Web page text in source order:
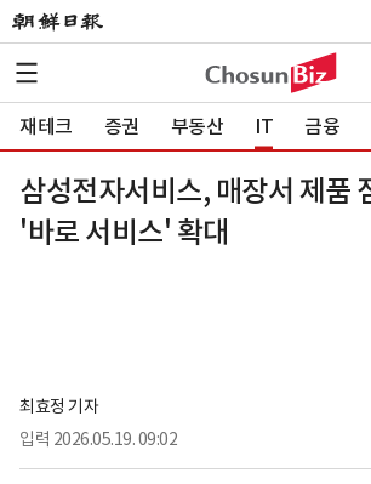
재테크 증권 부동산 IT 금융
삼성전자서비스, 매장서 제품
'바로 서비스' 확대
최효정 기자
입력 2026.05.19. 09:02